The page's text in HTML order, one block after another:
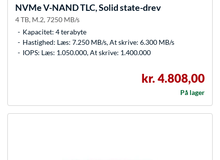
NVMe V-NAND TLC, Solid state-drev
4 TB, M.2, 7250 MB/s
Kapacitet: 4 terabyte
Hastighed: Læs: 7.250 MB/s, At skrive: 6.300 MB/s
IOPS: Læs: 1.050.000, At skrive: 1.400.000
kr. 4.808,00
På lager